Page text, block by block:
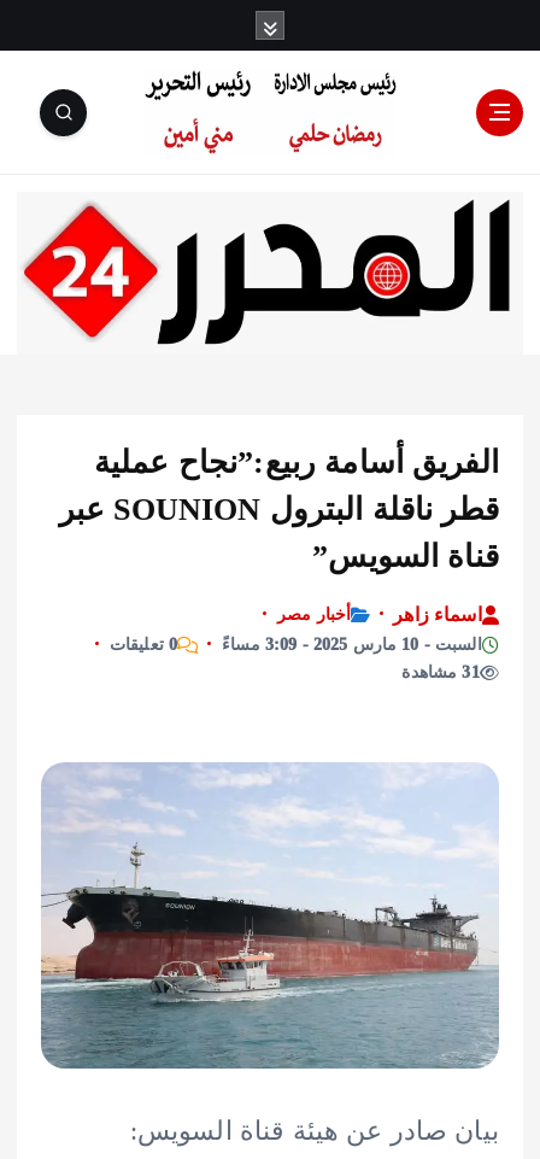
رئيس مجلس
الإدارة: رمضان
التحرير:مني أمين
أسامة ربيع:”نجاح عملية
قطر ناقلة البترول SOUNION عبر
السويس”
زاهر
أخبار مصر
0 تعليقات
صادر عن هيئة قناة السويس: